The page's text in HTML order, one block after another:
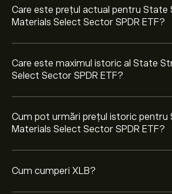
Care este prețul actual pentru State
Materials Select Sector SPDR ETF?
Care este maximul istoric al State
Select Sector SPDR ETF?
Cum pot urmări prețul istoric pentru
Materials Select Sector SPDR ETF?
Cum cumperi XLB?